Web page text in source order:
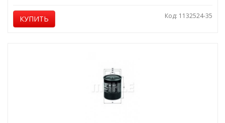
КУПИТЬ Код: 1132524-35